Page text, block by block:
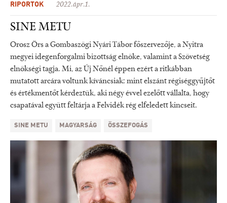
RIPORTOK 2022.ápr.1.
SINE METU
Orosz Örs a Gombaszögi Nyári Tábor főszervezője, a Nyitra
megyei idegenforgalmi bizottság elnöke, valamint a Szövetség
elnökségi tagja. Mi, az Új Nőnél éppen ezért a ritkábban
mutatott arcára voltunk kíváncsiak: mint elszánt régiséggyűjtőt
és értékmentőt kérdeztük, aki négy évvel ezelőtt vállalta, hogy
csapatával együtt feltárja a Felvidék rég elfeledett kincseit.
SINE METU MAGYARSÁG ÖSSZEFOGÁS